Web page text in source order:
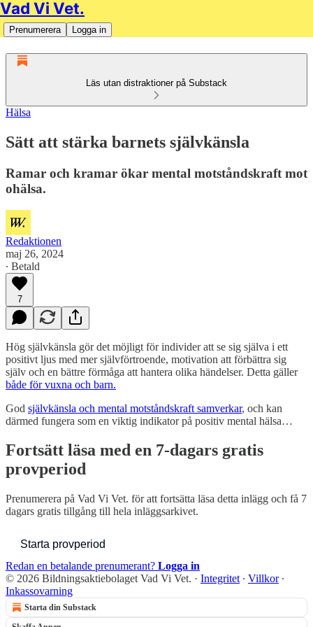
Vad Vi Vet.
Prenumerera Logga in
Läs utan distraktioner på Substack
Hälsa
Sätt att stärka barnets självkänsla
Ramar och kramar ökar mental motståndskraft mot
ohälsa.
Redaktionen
maj 26, 2024
∙ Betald
7
Hög självkänsla gör det möjligt för individer att se sig själva i ett
positivt ljus med mer självförtroende, motivation att förbättra sig
själv och en bättre förmåga att hantera olika händelser. Detta gäller
både för vuxna och barn.
God självkänsla och mental motståndskraft samverkar, och kan
därmed fungera som en viktig indikator på positiv mental hälsa…
Fortsätt läsa med en 7-dagars gratis
provperiod
Prenumerera på Vad Vi Vet. för att fortsätta läsa detta inlägg och få 7
dagars gratis tillgång till hela inläggsarkivet.
Starta provperiod
Redan en betalande prenumerant? Logga in
© 2026 Bildningsaktiebolaget Vad Vi Vet. · Integritet ∙ Villkor∙
Inkassovarning
Starta din Substack